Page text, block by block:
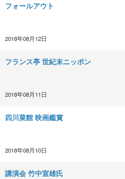
フォールアウト
2018年08月12日
フランス亭 世紀末ニッポン
2018年08月11日
四川菜館 映画鑑賞
2018年08月10日
講演会 竹中宣雄氏